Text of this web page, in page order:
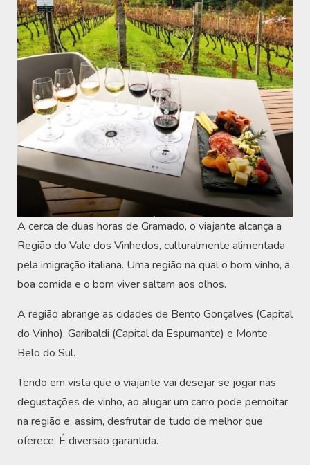
A cerca de duas horas de Gramado, o viajante alcança a
Região do Vale dos Vinhedos, culturalmente alimentada
pela imigração italiana. Uma região na qual o bom vinho, a
boa comida e o bom viver saltam aos olhos.
A região abrange as cidades de Bento Gonçalves (Capital
do Vinho), Garibaldi (Capital da Espumante) e Monte
Belo do Sul.
Tendo em vista que o viajante vai desejar se jogar nas
degustações de vinho, ao alugar um carro pode pernoitar
na região e, assim, desfrutar de tudo de melhor que
oferece. É diversão garantida.